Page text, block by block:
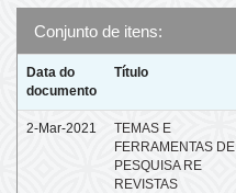
Conjunto de itens:
Data do
documento
Título
2-Mar-2021
TEMAS E
FERRAMENTAS DE
PESQUISA RE
REVISTAS